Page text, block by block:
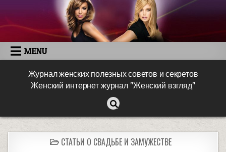
MENU
Журнал женских полезных советов и секретов
Женский интернет журнал "Женский взгляд"
СТАТЬИ О СВАДЬБЕ И ЗАМУЖЕСТВЕ